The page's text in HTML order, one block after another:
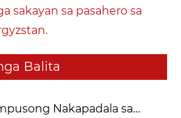
sakayan sa pasahero sa
Balita
Nakapadala sa